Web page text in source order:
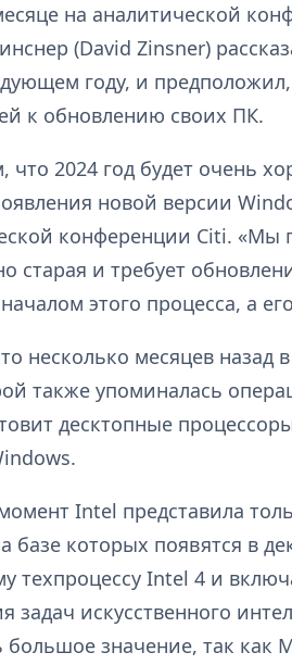
на аналитической
(David Zinsner)
году, и
к обновлению своих ПК.
что 2024 год будет очень
новой версии
конференции Citi. «Мы
старая и требует
этого процесса, а
несколько месяцев назад
также упоминалась
десктопные
Intel представила
базе которых появятся в
техпроцессу Intel 4 и
задач искусственного
значение, так как